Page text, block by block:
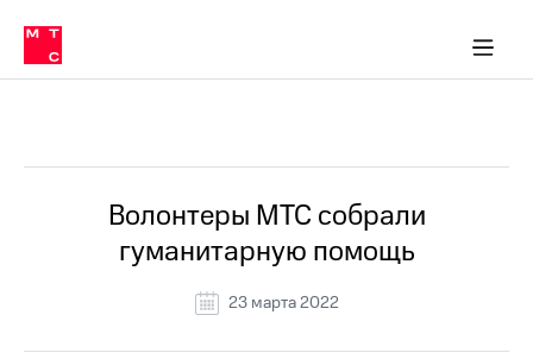
Медиа-центр
и акционерам
Устойчивое развитие
Комплаенс и деловая этика
компании
Карьера
История
компании
Руководство
в МТС
Пресс-
релизы
о технологиях
Волонтеры МТС собрали
гуманитарную помощь
23 марта 2022